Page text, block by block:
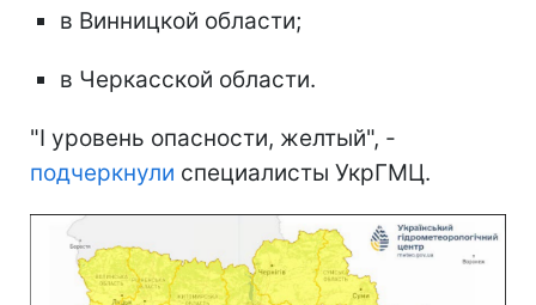
в Винницкой области;
в Черкасской области.
"І уровень опасности, желтый", -
подчеркнули специалисты УкрГМЦ.